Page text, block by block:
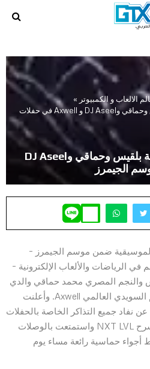
الالعاب و الكمبيوتر »
ليلة فنية خالصة بمشاركة بلقيس وحماقي وDJ Aseel و Axwell في حفلات
ليلة فنية خالصة بمشاركة بلقيس وحماقي وDJ Aseel
ضمن موسم الجيمرز –
الرياضات والألعاب الإلكترونية –
والنجم المصري محمد حماقي والدي
جي الموهوب DJ Aseel والنجم السويدي العالمي Axwell. وأعلنت
نفاد جميع التذاكر الخاصة بالحفلات
حيث احتشدت الجماهير في مسرح NXT LVL واستمتعت بالوصلات
أجواء حماسية رائعة مساء يوم